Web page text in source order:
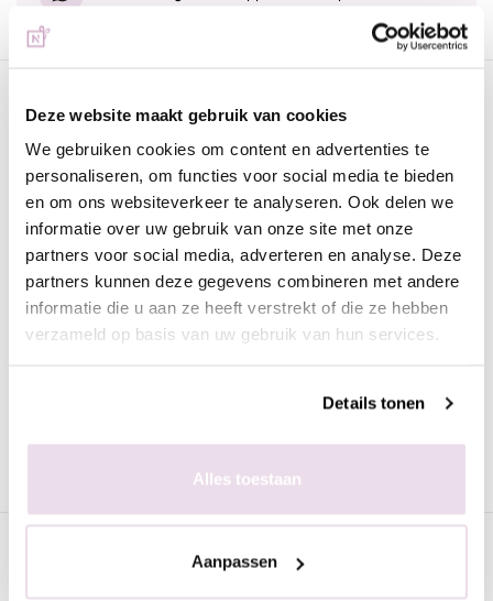
Deze website maakt gebruik van cookies
We gebruiken cookies om content en advertenties te
personaliseren, om functies voor social media te bieden
en om ons websiteverkeer te analyseren. Ook delen we
informatie over uw gebruik van onze site met onze
partners voor social media, adverteren en analyse. Deze
partners kunnen deze gegevens combineren met andere
informatie die u aan ze heeft verstrekt of die ze hebben
verzameld op basis van uw gebruik van hun services.
Details tonen
Alles toestaan
Aanpassen
Omschrijving
Russian Manicure Korte Vlam / Olive Rood
Deze bit is uitermate geschikt voor het verwijderen van dode
huidcellen rondom de nagels/nagelriemen. Hiermee kun je een
russian manicure uitvoeren.
Met deze bit kun je gemakkelijk de dode huidcellen ''omhoog''
zetten waardoor het gemakkelijk verwijdert kan worden met een